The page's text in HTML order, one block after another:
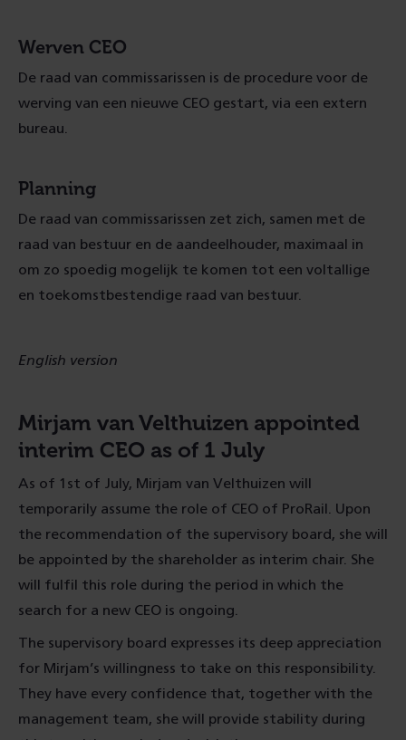
Werven CEO
De raad van commissarissen is de procedure voor de
werving van een nieuwe CEO gestart, via een extern
bureau.
Planning
De raad van commissarissen zet zich, samen met de
raad van bestuur en de aandeelhouder, maximaal in
om zo spoedig mogelijk te komen tot een voltallige
en toekomstbestendige raad van bestuur.
English version
Mirjam van Velthuizen appointed
interim CEO as of 1 July
As of 1st of July, Mirjam van Velthuizen will
temporarily assume the role of CEO of ProRail. Upon
the recommendation of the supervisory board, she will
be appointed by the shareholder as interim chair. She
will fulfil this role during the period in which the
search for a new CEO is ongoing.
The supervisory board expresses its deep appreciation
for Mirjam’s willingness to take on this responsibility.
They have every confidence that, together with the
management team, she will provide stability during